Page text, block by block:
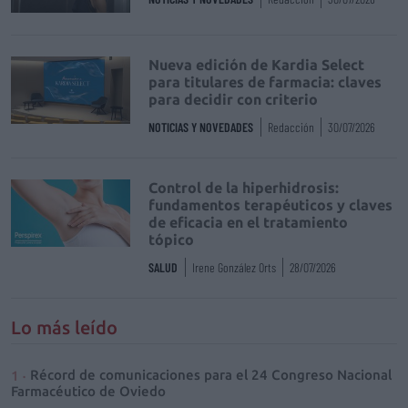
Nueva edición de Kardia Select
para titulares de farmacia: claves
para decidir con criterio
NOTICIAS Y NOVEDADES Redacción 30/07/2026
Control de la hiperhidrosis:
fundamentos terapéuticos y claves
de eficacia en el tratamiento
tópico
SALUD Irene González Orts 28/07/2026
Lo más leído
Récord de comunicaciones para el 24 Congreso Nacional
Farmacéutico de Oviedo